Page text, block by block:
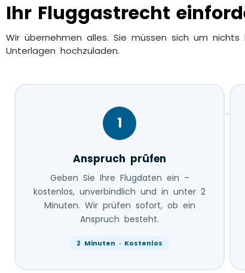
Ihr Fluggastrecht
Wir übernehmen alles. Sie müssen sich um
Unterlagen hochzuladen.
→
1
Anspruch prüfen
Geben Sie Ihre Flugdaten ein –
kostenlos, unverbindlich und in unter 2
Minuten. Wir prüfen sofort, ob ein
Anspruch besteht.
2 Minuten · Kostenlos